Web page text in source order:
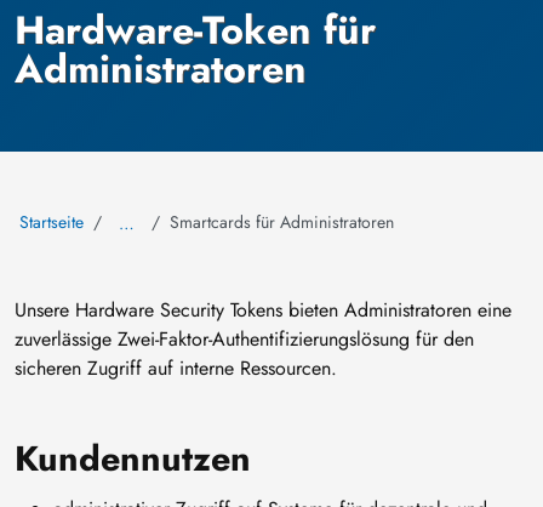
Hardware-Token für
Administratoren
Startseite … Smartcards für Administratoren
Unsere Hardware Security Tokens bieten Administratoren eine
zuverlässige Zwei-Faktor-Authentifizierungslösung für den
sicheren Zugriff auf interne Ressourcen.
Kundennutzen